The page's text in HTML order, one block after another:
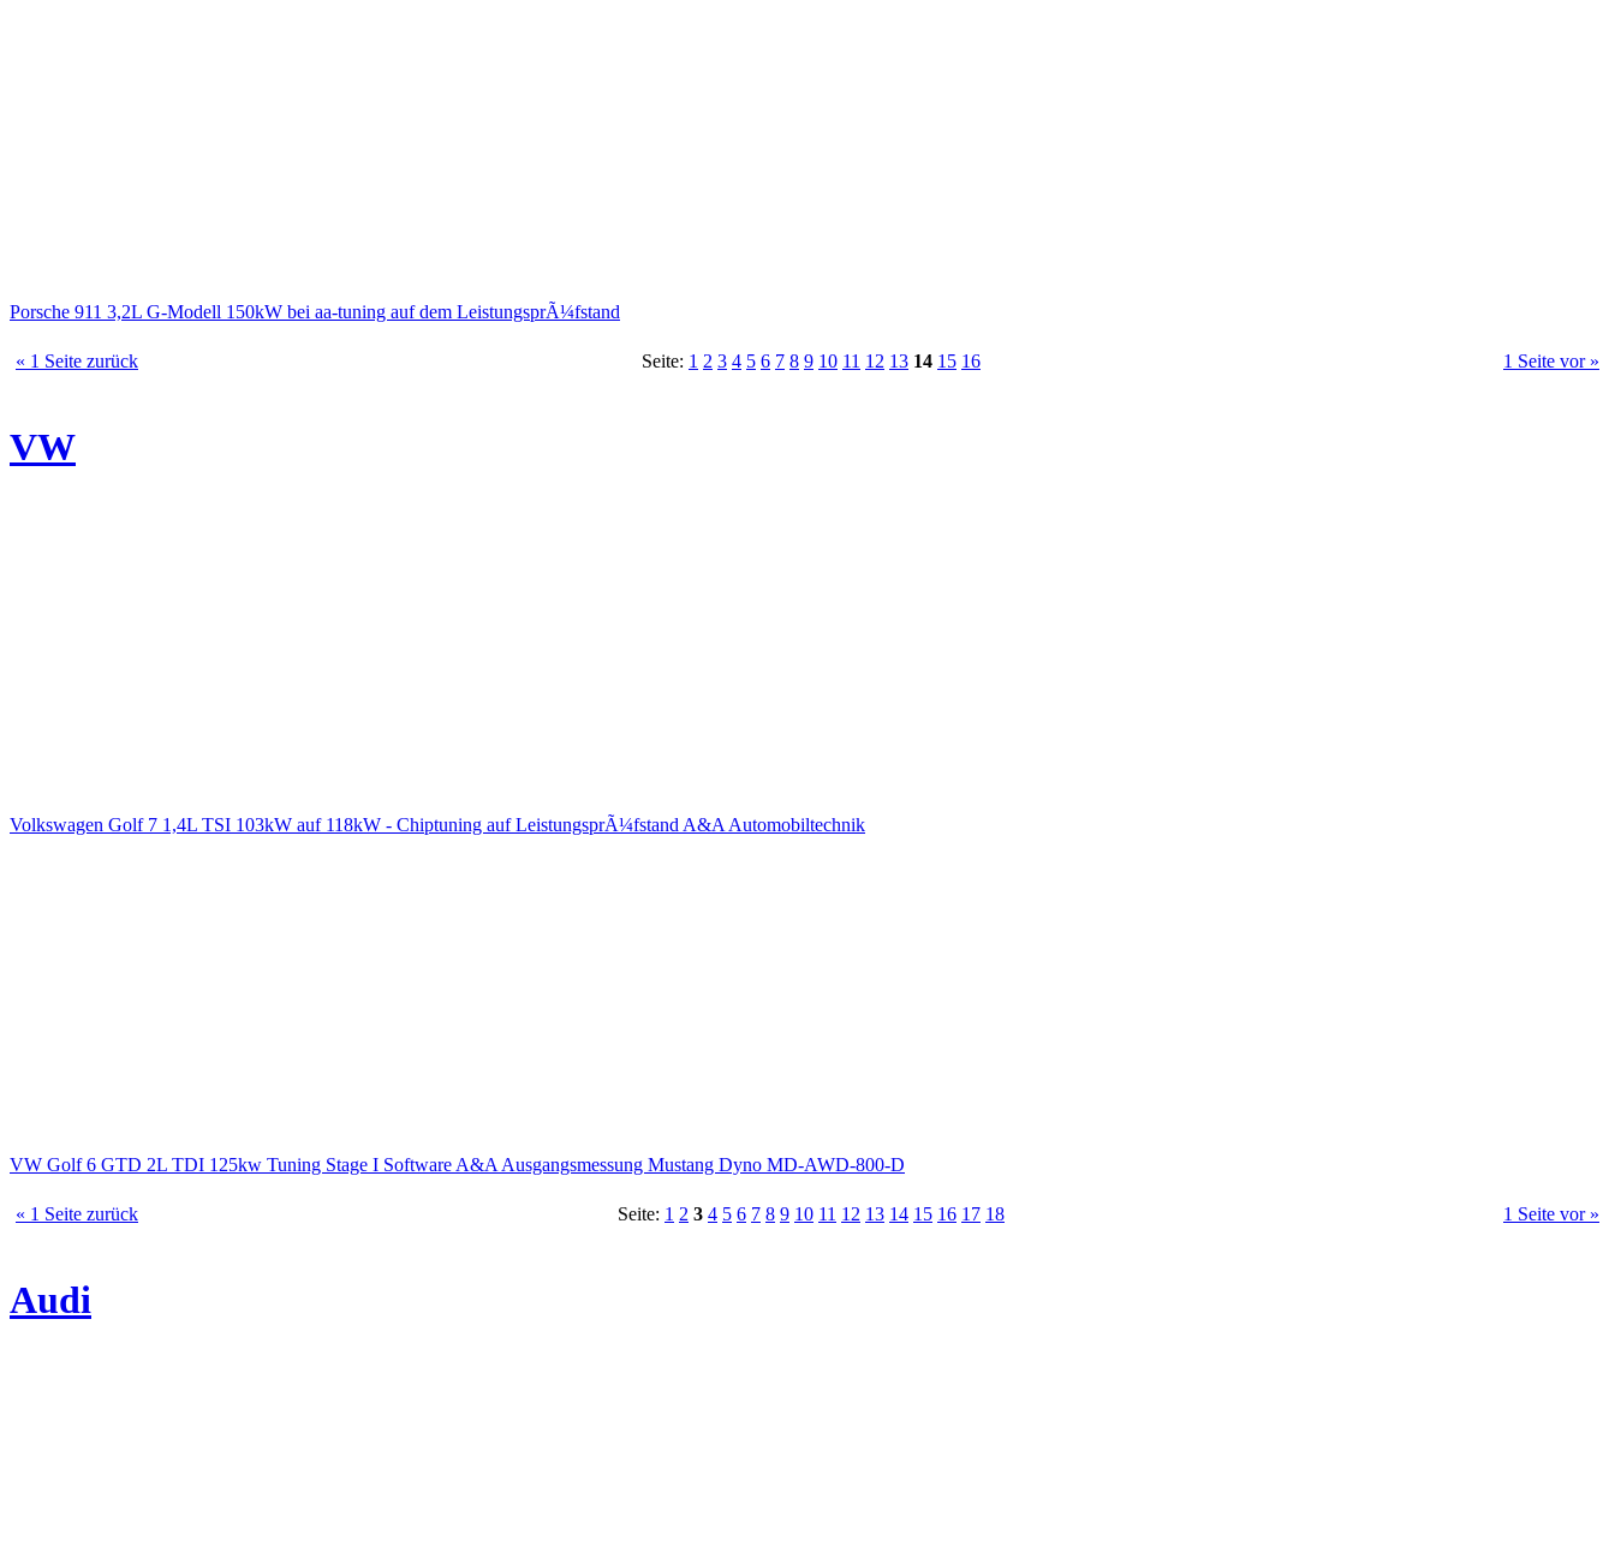
Porsche 911 3,2L G-Modell 150kW bei aa-tuning auf dem LeistungsprÃ¼fstand
« 1 Seite zurück Seite: 1 2 3 4 5 6 7 8 9 10 11 12 13 14 15 16 1 Seite vor »
VW
Volkswagen Golf 7 1,4L TSI 103kW auf 118kW - Chiptuning auf LeistungsprÃ¼fstand A&A Automobiltechnik
VW Golf 6 GTD 2L TDI 125kw Tuning Stage I Software A&A Ausgangsmessung Mustang Dyno MD-AWD-800-D
« 1 Seite zurück Seite: 1 2 3 4 5 6 7 8 9 10 11 12 13 14 15 16 17 18 1 Seite vor »
Audi